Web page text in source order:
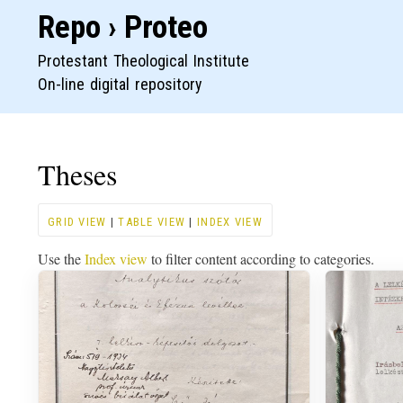
Repo › Proteo
Protestant Theological Institute
On-line digital repository
Theses
GRID VIEW |TABLE VIEW |INDEX VIEW
Use theIndex view to filter content according to categories.